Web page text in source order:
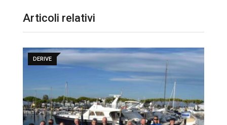
Articoli relativi
DERIVE